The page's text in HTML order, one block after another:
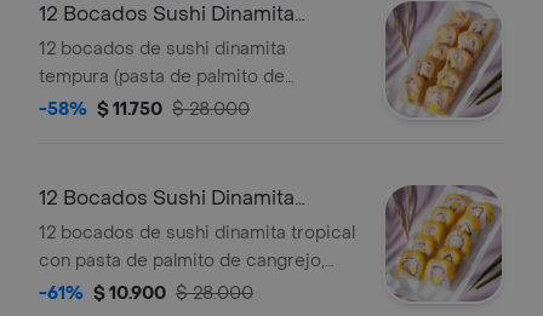
12 Bocados Sushi Dinamita
Tempura
12 bocados de sushi dinamita
tempura (pasta de palmito de
cangrejo, queso crema, aguacate y
-58% $ 11.750 $ 28.000
12 Bocados Sushi Dinamita
Tropical
12 bocados de sushi dinamita tropical
con pasta de palmito de cangrejo,
queso crema, aguacate y cubierto de
-61% $ 10.900 $ 28.000